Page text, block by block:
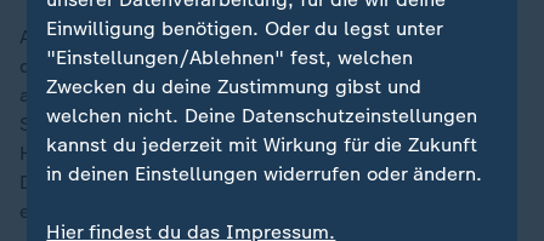
Außenminister Israel Katz drohte zudem, alle Anführer
der Huthi-Miliz zu "jagen", wie Israel es auch
andernorts getan habe. Die Huthi stellen für Israels
Streitkräfte allerdings eine schwierige
Herausforderung dar, schon wegen der geografischen
Distanz: Der Jemen liegt mehr als 2.000 Kilometer
entfernt.
Einwilligung benötigen. Oder du legst unter
"Einstellungen/Ablehnen" fest, welchen
Zwecken du deine Zustimmung gibst und
welchen nicht. Deine Datenschutzeinstellungen
kannst du jederzeit mit Wirkung für die Zukunft
in deinen Einstellungen widerrufen oder ändern.
Hier findest du das Impressum.